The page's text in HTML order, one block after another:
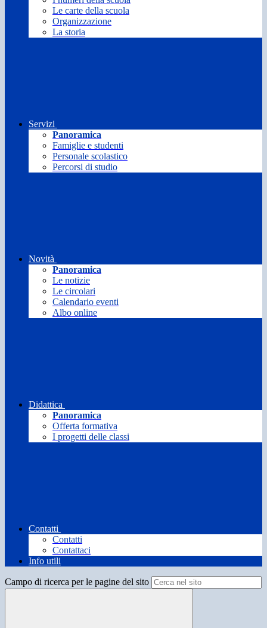
Le carte della scuola
Organizzazione
La storia
Servizi
Panoramica
Famiglie e studenti
Personale scolastico
Percorsi di studio
Novità
Panoramica
Le notizie
Le circolari
Calendario eventi
Albo online
Didattica
Panoramica
Offerta formativa
I progetti delle classi
Contatti
Contatti
Contattaci
Info utili
Campo di ricerca per le pagine del sito